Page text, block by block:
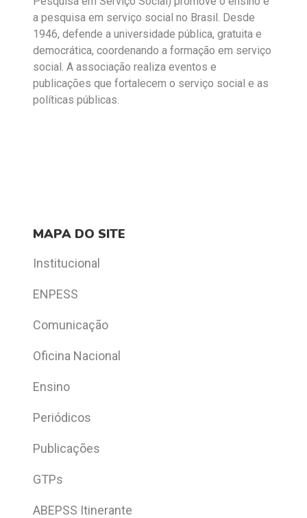
a pesquisa em serviço social no Brasil. Desde
1946, defende a universidade pública, gratuita e
democrática, coordenando a formação em serviço
social. A associação realiza eventos e
publicações que fortalecem o serviço social e as
políticas públicas.
MAPA DO SITE
Institucional
ENPESS
Comunicação
Oficina Nacional
Ensino
Periódicos
Publicações
GTPs
ABEPSS Itinerante